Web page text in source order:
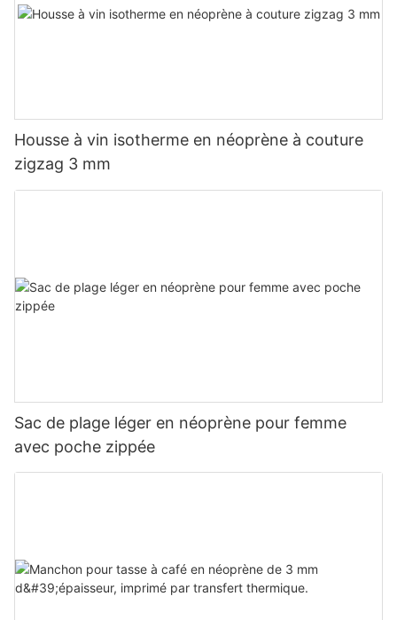
Housse à vin isotherme en néoprène à couture
zigzag 3 mm
Sac de plage léger en néoprène pour femme
avec poche zippée